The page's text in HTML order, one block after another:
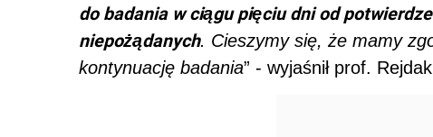
do badania w ciągu pięciu dni od
niepożądanych. Cieszymy się, że mamy
kontynuację badania” - wyjaśnił prof.